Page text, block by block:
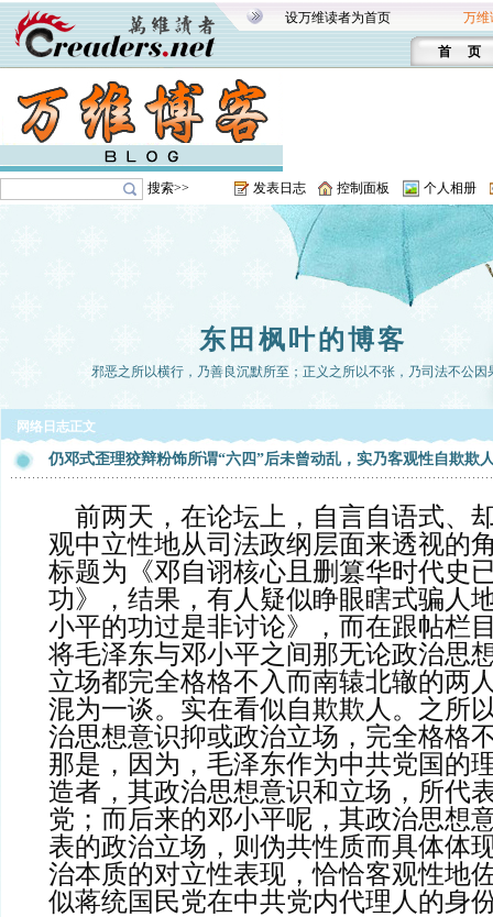
设万维读者为首页 万维
首 页
搜索>> 发表日志 控制面板 个人相册
东田枫叶的博客
邪恶之所以横行，乃善良沉默所至；正义之所以不张，乃司法不公因
网络日志正文
仍邓式歪理狡辩粉饰所谓“六四”后未曾动乱，实乃客观性自欺欺
前两天，在论坛上，自言自语式、
观中立性地从司法政纲层面来透视的
标题为《邓自诩核心且删篡华时代史
功》，结果，有人疑似睁眼瞎式骗人
小平的功过是非讨论》，而在跟帖栏
将毛泽东与邓小平之间那无论政治思
立场都完全格格不入而南辕北辙的两
混为一谈。实在看似自欺欺人。之所
治思想意识抑或政治立场，完全格格
那是，因为，毛泽东作为中共党国的
造者，其政治思想意识和立场，所代
党；而后来的邓小平呢，其政治思想
表的政治立场，则伪共性质而具体体
治本质的对立性表现，恰恰客观性地
似蒋统国民党在中共党内代理人的身